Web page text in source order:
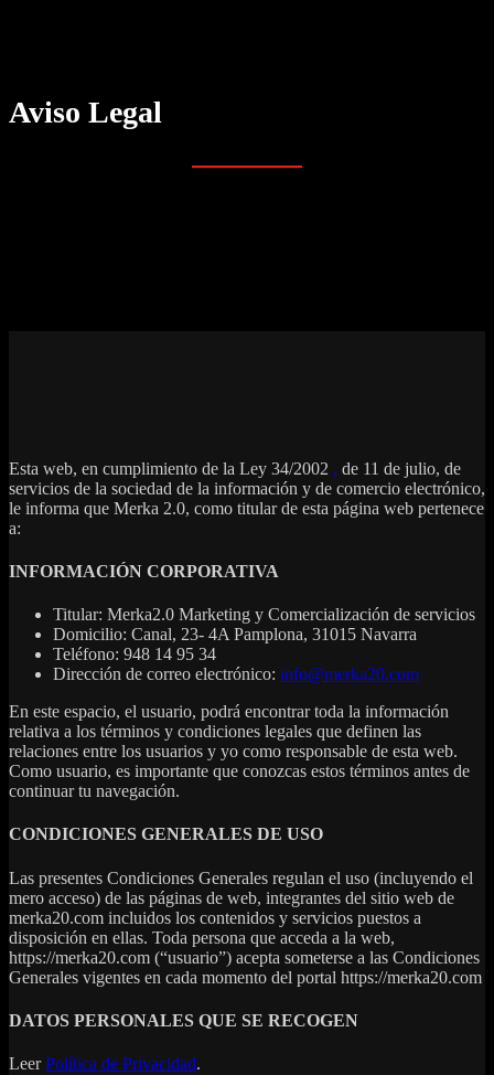
Aviso Legal
Esta web, en cumplimiento de la Ley 34/2002 , de 11 de julio, de
servicios de la sociedad de la información y de comercio electrónico,
le informa que Merka 2.0, como titular de esta página web pertenece
a:
INFORMACIÓN CORPORATIVA
Titular: Merka2.0 Marketing y Comercialización de servicios
Domicilio: Canal, 23- 4A Pamplona, 31015 Navarra
Teléfono: 948 14 95 34
Dirección de correo electrónico: info@merka20.com
En este espacio, el usuario, podrá encontrar toda la información
relativa a los términos y condiciones legales que definen las
relaciones entre los usuarios y yo como responsable de esta web.
Como usuario, es importante que conozcas estos términos antes de
continuar tu navegación.
CONDICIONES GENERALES DE USO
Las presentes Condiciones Generales regulan el uso (incluyendo el
mero acceso) de las páginas de web, integrantes del sitio web de
merka20.com incluidos los contenidos y servicios puestos a
disposición en ellas. Toda persona que acceda a la web,
https://merka20.com (“usuario”) acepta someterse a las Condiciones
Generales vigentes en cada momento del portal https://merka20.com
DATOS PERSONALES QUE SE RECOGEN
LeerPolítica de Privacidad.